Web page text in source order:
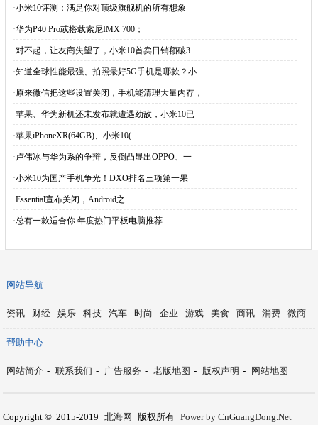
·小米10评测：满足你对顶级旗舰机的所有想象
·华为P40 Pro或搭载索尼IMX 700；
·对不起，让友商失望了，小米10首卖日销额破3
·知道全球性能最强、拍照最好5G手机是哪款？小
·原来微信把这些设置关闭，手机能清理大量内存，
·苹果、华为新机还未发布就遭遇劲敌，小米10已
·苹果iPhoneXR(64GB)、小米10(
·卢伟冰与华为系的争辩，反倒凸显出OPPO、一
·小米10为国产手机争光！DXO排名三项第一果
·Essential宣布关闭，Android之
·总有一款适合你 年度热门平板电脑推荐
网站导航
资讯 财经 娱乐 科技 汽车 时尚 企业 游戏 美食 商讯 消费 微商
帮助中心
网站简介 - 联系我们 - 广告服务 - 老版地图 - 版权声明 - 网站地图
Copyright © 2015-2019 北海网 版权所有 Power by CnGuangDong.Net